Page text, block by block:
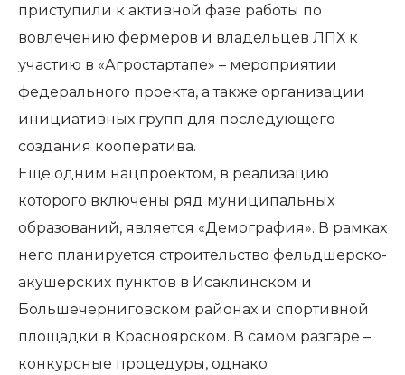
приступили к активной фазе работы по
вовлечению фермеров и владельцев ЛПХ к
участию в «Агростартапе» – мероприятии
федерального проекта, а также организации
инициативных групп для последующего
создания кооператива.
Еще одним нацпроектом, в реализацию
которого включены ряд муниципальных
образований, является «Демография». В рамках
него планируется строительство фельдшерско-
акушерских пунктов в Исаклинском и
Большечерниговском районах и спортивной
площадки в Красноярском. В самом разгаре –
конкурсные процедуры, однако